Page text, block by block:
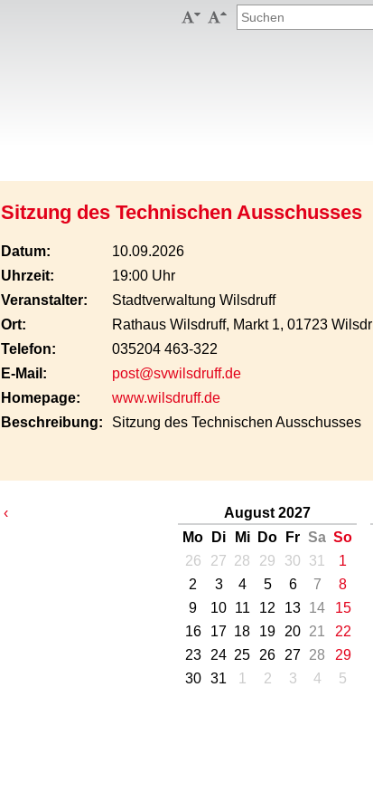
 
Sitzung des Technischen Ausschusses
Datum:
10.09.2026
Uhrzeit:
19:00 Uhr
Veranstalter:
Stadtverwaltung Wilsdruff
Ort:
Rathaus Wilsdruff, Markt 1, 01723
Telefon:
035204 463-322
E-Mail:
post@svwilsdruff.de
Homepage:
www.wilsdruff.de
Beschreibung:
Sitzung des Technischen Ausschusses
‹
August 2027
Mo
Di Mi Do Fr Sa So
26
27 28 29 30 31
1
2
3 4 5 6 7
8
9
10 11 12 13 14
15
16
17 18 19 20 21
22
23
24 25 26 27 28
29
30
31 1 2 3 4 5